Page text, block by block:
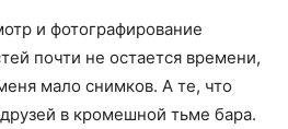
и фотографирование
почти не остается времени,
мало снимков. А те, что
в кромешной тьме бара.